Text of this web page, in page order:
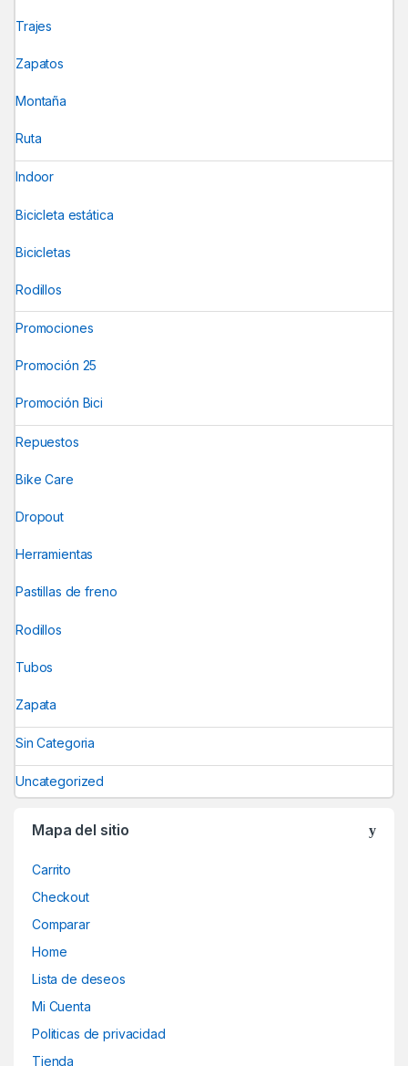
Trajes
Zapatos
Montaña
Ruta
Indoor
Bicicleta estática
Bicicletas
Rodillos
Promociones
Promoción 25
Promoción Bici
Repuestos
Bike Care
Dropout
Herramientas
Pastillas de freno
Rodillos
Tubos
Zapata
Sin Categoria
Uncategorized
Mapa del sitio
Carrito
Checkout
Comparar
Home
Lista de deseos
Mi Cuenta
Politicas de privacidad
Tienda